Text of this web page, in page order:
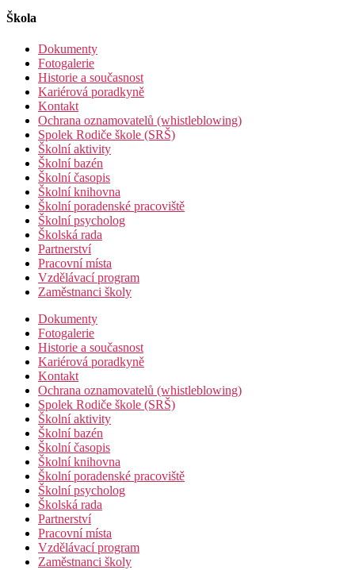
Škola
Dokumenty
Fotogalerie
Historie a současnost
Kariérová poradkyně
Kontakt
Ochrana oznamovatelů (whistleblowing)
Spolek Rodiče škole (SRŠ)
Školní aktivity
Školní bazén
Školní časopis
Školní knihovna
Školní poradenské pracoviště
Školní psycholog
Školská rada
Partnerství
Pracovní místa
Vzdělávací program
Zaměstnanci školy
Dokumenty
Fotogalerie
Historie a současnost
Kariérová poradkyně
Kontakt
Ochrana oznamovatelů (whistleblowing)
Spolek Rodiče škole (SRŠ)
Školní aktivity
Školní bazén
Školní časopis
Školní knihovna
Školní poradenské pracoviště
Školní psycholog
Školská rada
Partnerství
Pracovní místa
Vzdělávací program
Zaměstnanci školy